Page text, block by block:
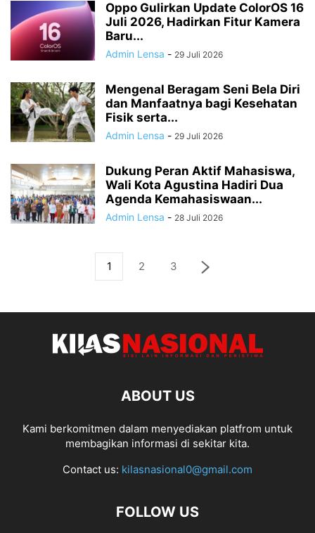
Oppo Gulirkan Update ColorOS 16
Juli 2026, Hadirkan Fitur Kamera
Baru...
Admin Lensa - 29 Juli 2026
Mengenal Beragam Seni Bela Diri
dan Manfaatnya bagi Kesehatan
Fisik serta...
Admin Lensa - 29 Juli 2026
Dukung Peran Aktif Mahasiswa,
Wali Kota Agustina Hadiri Dua
Agenda Kemahasiswaan...
Admin Lensa - 28 Juli 2026
1 2 3
ABOUT US
Kami berkomitmen dalam menyediakan platfrom untuk
membagikan informasi di sekitar kita.
Contact us: kilasnasional0@gmail.com
FOLLOW US